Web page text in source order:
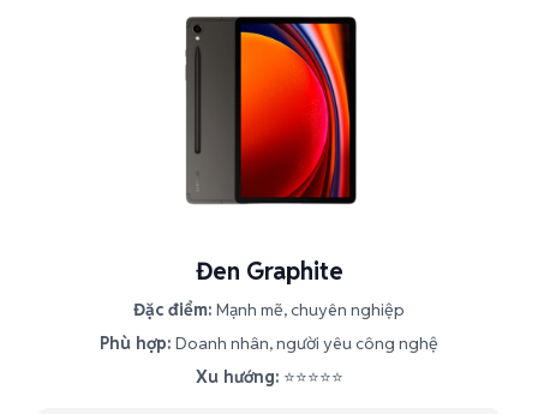
Đen Graphite
Đặc điểm: Mạnh mẽ, chuyên nghiệp
Phù hợp: Doanh nhân, người yêu công nghệ
Xu hướng: ⭐⭐⭐⭐⭐